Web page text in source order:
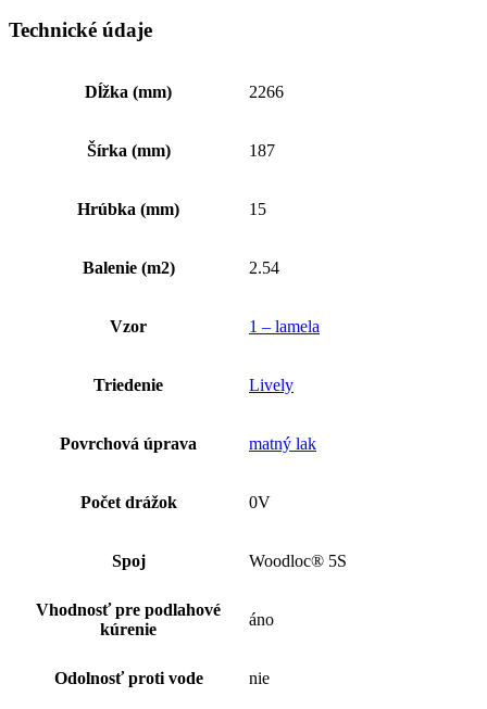
Technické údaje
Dĺžka (mm) 2266
Šírka (mm) 187
Hrúbka (mm) 15
Balenie (m2) 2.54
Vzor 1 – lamela
Triedenie Lively
Povrchová úprava matný lak
Počet drážok 0V
Spoj Woodloc® 5S
Vhodnosť pre podlahové
kúrenie
áno
Odolnosť proti vode nie